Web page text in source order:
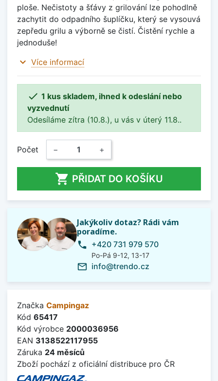
ploše. Nečistoty a šťávy z grilování lze pohodlně
zachytit do odpadního šuplíčku, který se vysouvá
zepředu grilu a výborně se čistí. Čistění rychle a
jednoduše!
expand_more Více informací
 1 kus skladem, ihned k odeslání nebo
vyzvednutí
Odesíláme zítra (10.8.), u vás v úterý 11.8..
Počet − +
 PŘIDAT DO KOŠÍKU
Jakýkoliv dotaz? Rádi vám
poradíme.
phone +420 731 979 570
Po-Pá 9-12, 13-17
mail_outline info@trendo.cz
Značka Campingaz
Kód 65417
Kód výrobce 2000036956
EAN 3138522117955
Záruka 24 měsíců
Zboží pochází z oficiální distribuce pro ČR